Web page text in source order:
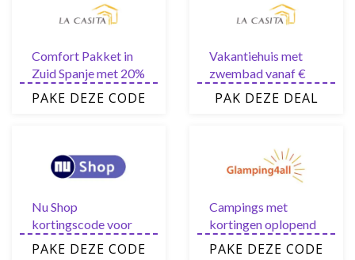
Comfort Pakket in
Zuid Spanje met 20%
korting
PAKE DEZE CODE
Vakantiehuis met
zwembad vanaf €
501,-
PAK DEZE DEAL
Nu Shop
kortingscode voor
direct 5% korting
PAKE DEZE CODE
Campings met
kortingen oplopend
tot 30% op lang
PAKE DEZE CODE